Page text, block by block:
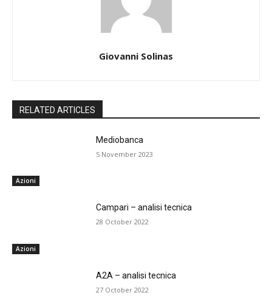
Giovanni Solinas
RELATED ARTICLES
Azioni
Mediobanca
5 November 2023
Azioni
Campari – analisi tecnica
28 October 2022
A2A – analisi tecnica
27 October 2022